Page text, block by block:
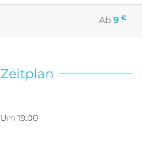
Ab 9 €
Zeitplan
Um 19:00